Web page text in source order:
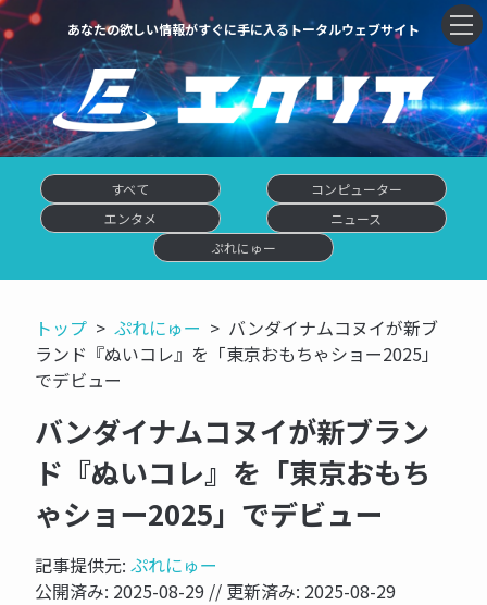
あなたの欲しい情報がすぐに手に入るトータルウェブサイト
すべて
コンピューター
エンタメ
ニュース
ぷれにゅー
トップ ぷれにゅー
バンダイナムコヌイが新ブ
ランド『ぬいコレ』を「東京おもちゃショー2025」
でデビュー
バンダイナムコヌイが新ブラン
ド『ぬいコレ』を「東京おもち
ゃショー2025」でデビュー
記事提供元: ぷれにゅー
公開済み: 2025-08-29 // 更新済み: 2025-08-29